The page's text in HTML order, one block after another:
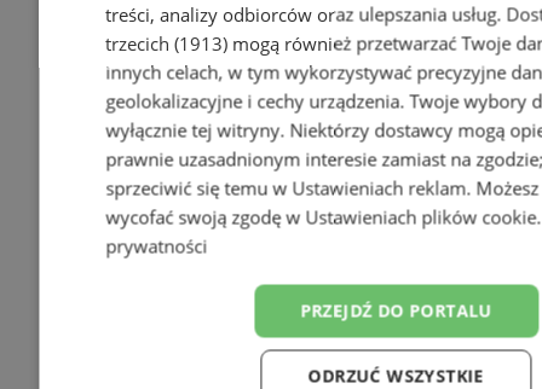
treści, analizy odbiorców oraz ulepszania usług.
trzecich (1913) mogą również przetwarzać Twoje
innych celach, w tym wykorzystywać precyzyjne
geolokalizacyjne i cechy urządzenia. Twoje wybory
wyłącznie tej witryny. Niektórzy dostawcy mogą
prawnie uzasadnionym interesie zamiast na
sprzeciwić się temu w Ustawieniach reklam.
wycofać swoją zgodę w Ustawieniach plików cookie
prywatności
PRZEJDŹ DO PORTALU
ODRZUĆ WSZYSTKIE